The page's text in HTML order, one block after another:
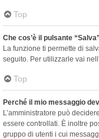
Top
Che cos’è il pulsante
La funzione ti permette di
seguito. Per utilizzarle vai
Top
Perché il mio messaggio
L’amministratore può
essere controllati. È inoltre
gruppo di utenti i cui